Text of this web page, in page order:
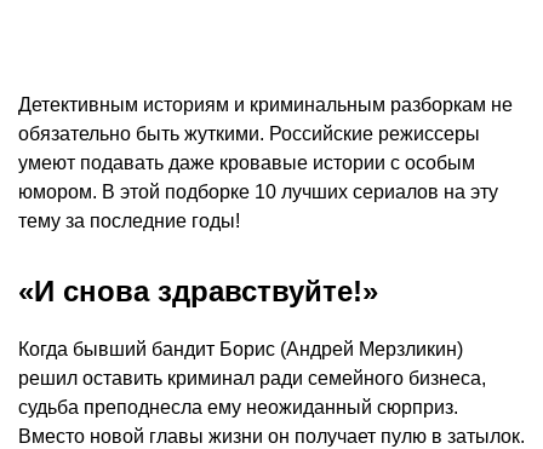
Детективным историям и криминальным разборкам не
обязательно быть жуткими. Российские режиссеры
умеют подавать даже кровавые истории с особым
юмором. В этой подборке 10 лучших сериалов на эту
тему за последние годы!
«И снова здравствуйте!»
Когда бывший бандит Борис (Андрей Мерзликин)
решил оставить криминал ради семейного бизнеса,
судьба преподнесла ему неожиданный сюрприз.
Вместо новой главы жизни он получает пулю в затылок.